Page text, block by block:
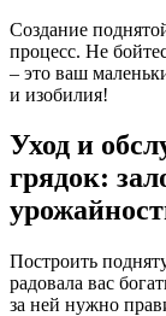
Создание
процесс. Не
– это ваш
и изобилия!
Уход и
грядок:
Построить
радовала вас
за ней нужно